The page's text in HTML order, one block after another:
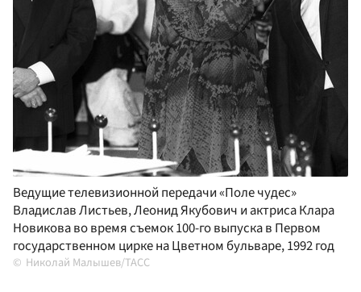
Ведущие телевизионной передачи «Поле чудес»
Владислав Листьев, Леонид Якубович и актриса Клара
Новикова во время съемок 100-го выпуска в Первом
государственном цирке на Цветном бульваре, 1992 год
Николай Малышев/ТАСС